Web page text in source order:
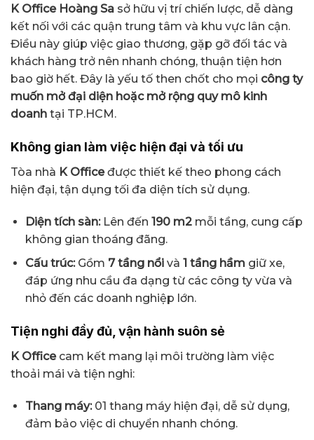
K Office Hoàng Sa sở hữu vị trí chiến lược, dễ dàng
kết nối với các quận trung tâm và khu vực lân cận.
Điều này giúp việc giao thương, gặp gỡ đối tác và
khách hàng trở nên nhanh chóng, thuận tiện hơn
bao giờ hết. Đây là yếu tố then chốt cho mọi công ty
muốn mở đại diện hoặc mở rộng quy mô kinh
doanh tại TP.HCM.
Không gian làm việc hiện đại và tối ưu
Tòa nhà K Officeđược thiết kế theo phong cách
hiện đại, tận dụng tối đa diện tích sử dụng.
Diện tích sàn:Lên đến 190 m2mỗi tầng, cung cấp
không gian thoáng đãng.
Cấu trúc:Gồm 7 tầng nổivà 1 tầng hầm giữ xe,
đáp ứng nhu cầu đa dạng từ các công ty vừa và
nhỏ đến các doanh nghiệp lớn.
Tiện nghi đầy đủ, vận hành suôn sẻ
K Officecam kết mang lại môi trường làm việc
thoải mái và tiện nghi:
Thang máy:01 thang máy hiện đại, dễ sử dụng,
đảm bảo việc di chuyển nhanh chóng.